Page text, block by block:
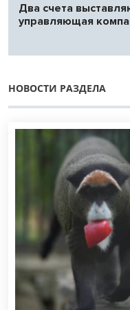
Два счета
управляющая
НОВОСТИ РАЗДЕЛА